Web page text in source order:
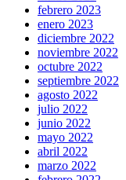
febrero 2023
enero 2023
diciembre 2022
noviembre 2022
octubre 2022
septiembre 2022
agosto 2022
julio 2022
junio 2022
mayo 2022
abril 2022
marzo 2022